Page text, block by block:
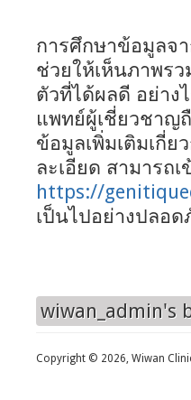
การศึกษาข้อมูลจ
ช่วยให้เห็นภาพร
ตัวที่ได้ผลดี อย่าง
แพทย์ผู้เชี่ยวชาญ
ข้อมูลเพิ่มเติมเกี่
ละเอียด สามารถ
https://
เป็นไปอย่างปลอ
wiwan_admin's
Copyright © 2026, Wiwan